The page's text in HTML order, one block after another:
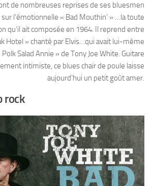
de nombreuses reprises de ses bluesmen
l’émotionnelle « Bad Mouthin’ » …la toute
qu’il ait composée en 1964. Il reprend entre
Hotel » chanté par Elvis…qui avait lui-même
Salad Annie » de Tony Joe White. Guitare
intimiste, ce blues chair de poule laisse
aujourd’hui un petit goût amer.
rock